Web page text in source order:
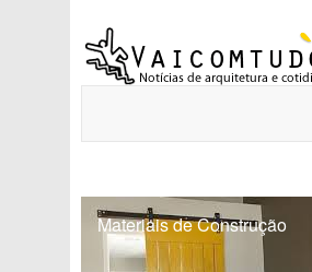
Materiais de Construção